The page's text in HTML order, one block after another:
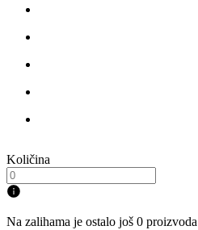
Količina
Na zalihama je ostalo još 0 proizvoda